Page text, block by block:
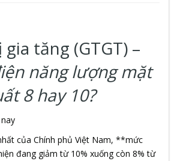
tăng (GTGT) –
năng lượng mặt
8 hay 10?
của Chính phủ Việt Nam, **mức
đang giảm từ 10% xuống còn 8% từ